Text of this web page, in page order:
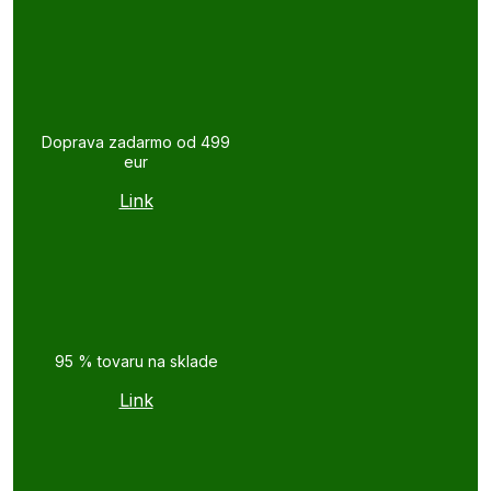
Doprava zadarmo od 499
eur
Link
95 % tovaru na sklade
Link